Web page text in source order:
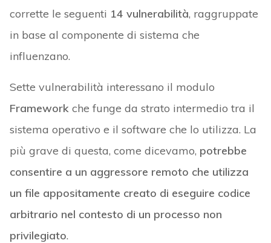
corrette le seguenti 14 vulnerabilità, raggruppate
in base al componente di sistema che
influenzano.
Sette vulnerabilità interessano il modulo
Frameworkche funge da strato intermedio tra il
sistema operativo e il software che lo utilizza. La
più grave di questa, come dicevamo, potrebbe
consentire a un aggressore remoto che utilizza
un file appositamente creato di eseguire codice
arbitrario nel contesto di un processo non
privilegiato.